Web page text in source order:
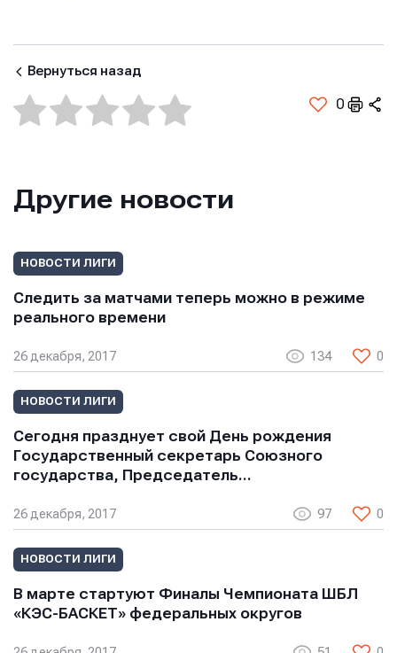
Вернуться назад
0
Другие новости
НОВОСТИ ЛИГИ
Следить за матчами теперь можно в режиме
реального времени
26 декабря, 2017 134 0
НОВОСТИ ЛИГИ
Сегодня празднует свой День рождения
Государственный секретарь Союзного
государства, Председатель…
26 декабря, 2017 97 0
НОВОСТИ ЛИГИ
В марте стартуют Финалы Чемпионата ШБЛ
«КЭС-БАСКЕТ» федеральных округов